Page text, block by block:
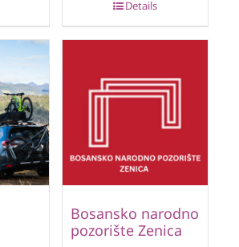
Details
Bosansko narodno
pozorište Zenica